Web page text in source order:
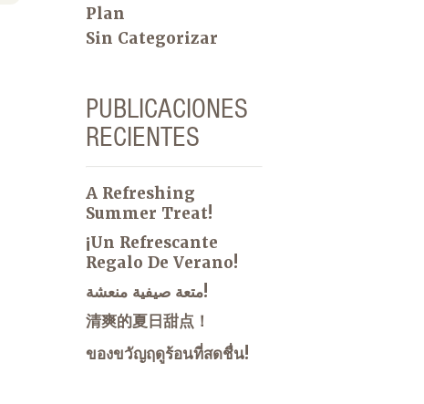
Plan
Sin Categorizar
PUBLICACIONES
RECIENTES
A Refreshing
Summer Treat!
¡Un Refrescante
Regalo De Verano!
متعة صيفية منعشة!
清爽的夏日甜点！
ของขวัญฤดูร้อนที่สดชื่น!